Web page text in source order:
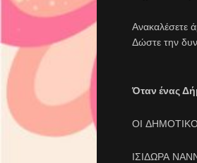
Ανακαλέσετε
Δώστε την
Όταν ένας
ΟΙ
ΙΣΙΔΩΡΑ